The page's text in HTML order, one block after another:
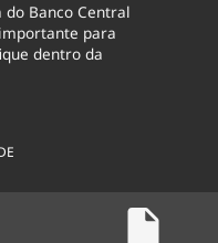
Banco Central
para
dentro da